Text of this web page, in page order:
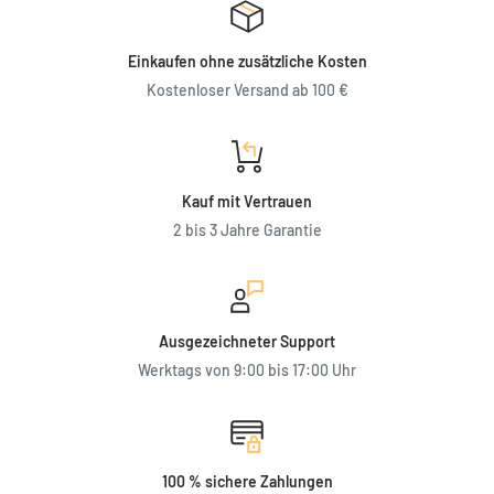
Einkaufen ohne zusätzliche Kosten
Kostenloser Versand ab 100 €
Kauf mit Vertrauen
2 bis 3 Jahre Garantie
Ausgezeichneter Support
Werktags von 9:00 bis 17:00 Uhr
100 % sichere Zahlungen